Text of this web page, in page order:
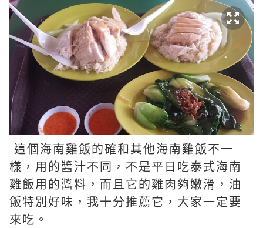
這個海南雞飯的確和其他海南雞飯不一
樣，用的醬汁不同，不是平日吃泰式海南
雞飯用的醬料，而且它的雞肉夠嫩滑，油
飯特別好味，我十分推薦它，大家一定要
來吃。